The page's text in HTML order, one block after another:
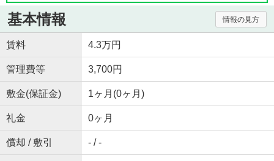
基本情報 情報の見方
賃料 4.3万円
管理費等 3,700円
敷金(保証金) 1ヶ月(0ヶ月)
礼金 0ヶ月
償却 / 敷引 - / -